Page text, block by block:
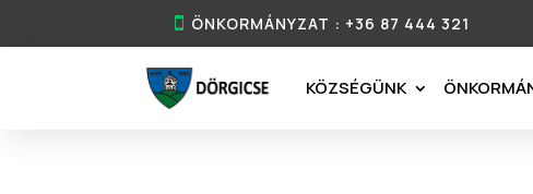
ÖNKORMÁNYZAT : +36 87 444 321
KÖZSÉGÜNK